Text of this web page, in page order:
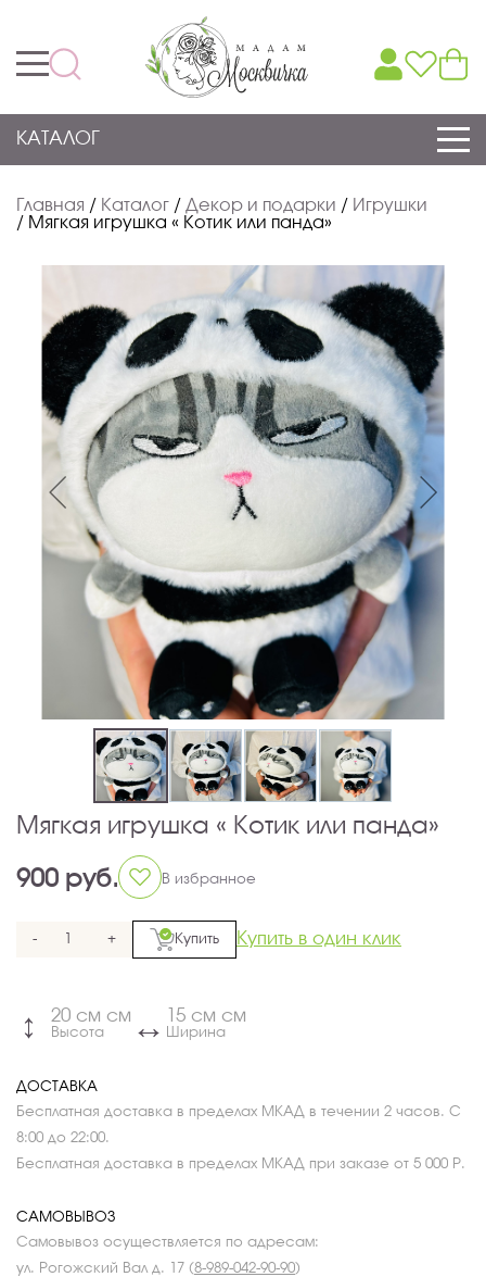
КАТАЛОГ
Главная / Каталог / Декор и подарки / Игрушки
/ Мягкая игрушка « Котик или панда»
Мягкая игрушка « Котик или панда»
900 руб. В избранное
- + Купить Купить в один клик
↔ 20 см см
Высота ↔ 15 см см
Ширина
ДОСТАВКА
Бесплатная доставка в пределах МКАД в течении 2 часов. С
8:00 до 22:00.
Бесплатная доставка в пределах МКАД при заказе от 5 000 Р.
САМОВЫВОЗ
Самовывоз осуществляется по адресам:
ул. Рогожский Вал д. 17 (8-989-042-90-90)